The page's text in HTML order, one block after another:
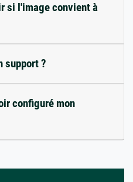
si l'image convient à
support ?
configuré mon